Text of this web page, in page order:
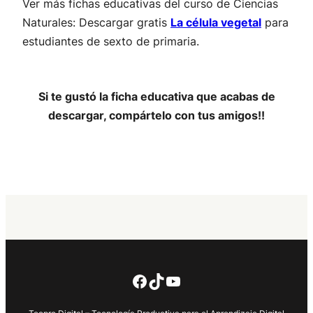
Ver más fichas educativas del curso de Ciencias
Naturales: Descargar gratis La célula vegetal para
estudiantes de sexto de primaria.
Si te gustó la ficha educativa que acabas de
descargar, compártelo con tus amigos!!
Facebook
TikTok
YouTube